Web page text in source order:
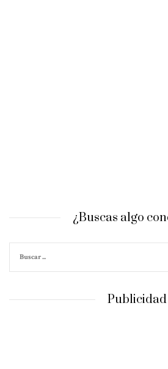
¿Buscas algo
Publicidad